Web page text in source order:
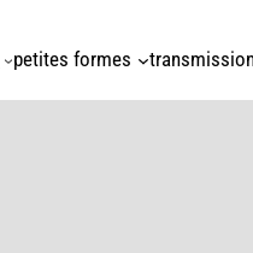
petites formes